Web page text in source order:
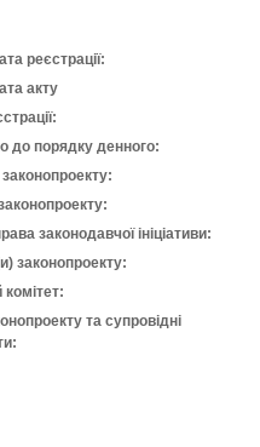
реєстрації:
акту
до порядку денного:
законопроекту:
законодавчої ініціативи:
законопроекту:
комітет:
та супровідні